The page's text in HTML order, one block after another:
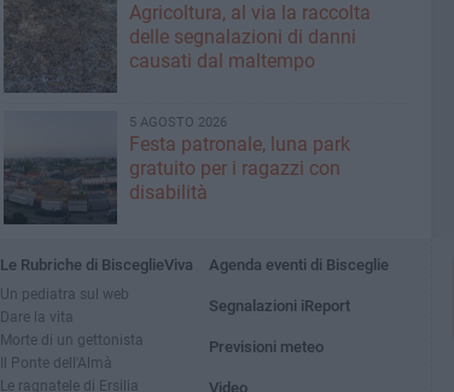
Agricoltura, al via la raccolta
delle segnalazioni di danni
causati dal maltempo
5 AGOSTO 2026
Festa patronale, luna park
gratuito per i ragazzi con
disabilità
Le Rubriche di BisceglieViva
Un pediatra sul web
Dare la vita
Morte di un gettonista
Il Ponte dell'Almà
Le ragnatele di Ersilia
Agenda eventi di Bisceglie
Segnalazioni iReport
Previsioni meteo
Video